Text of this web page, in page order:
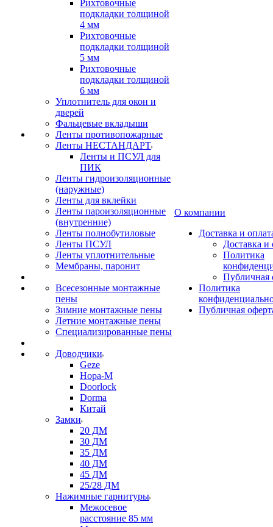
Рихтовочные
подкладки толщиной
4 мм
Рихтовочные
подкладки толщиной
5 мм
Рихтовочные
подкладки толщиной
6 мм
Уплотнитель для окон и
дверей
Фальцевые вкладыши
Ленты противопожарные
Ленты НЕСТАНДАРТ
Ленты и ПСУЛ для
ПИК
Ленты гидроизоляционные
(наружные)
Ленты для вклейки
Ленты пароизоляционные
(внутренние)
Ленты полнобутиловые
Ленты ПСУЛ
Ленты уплотнительные
Мембраны, паронит
Всесезонные монтажные
пены
Зимние монтажные пены
Летние монтажные пены
Специализированные пены
Доводчики
Geze
Нора-М
Doorlock
Dorma
Китай
Замки
20 ДМ
30 ДМ
35 ДМ
40 ДМ
45 ДМ
25/28 ДМ
Нажимные гарнитуры
Межосевое
расстояние 85 мм
О компании
Доставка и
Доставка и
Политика
Публичная
Политика
Публичная